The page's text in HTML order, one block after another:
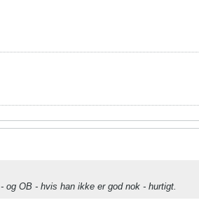
og OB - hvis han ikke er god nok - hurtigt.